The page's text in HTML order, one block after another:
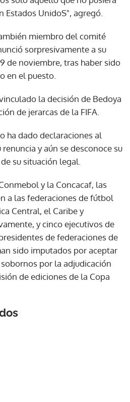
Estados UnidoS", agregó.
miembro del comité
sorpresivamente a su
de noviembre, tras haber sido
en el puesto.
la decisión de Bedoya
de jerarcas de la FIFA.
ha dado declaraciones al
y aún se desconoce su
su situación legal.
y la Concacaf, las
a las federaciones de fútbol
Central, el Caribe y
y cinco ejecutivos de
de federaciones de
sido imputados por aceptar
por la adjudicación
de ediciones de la Copa